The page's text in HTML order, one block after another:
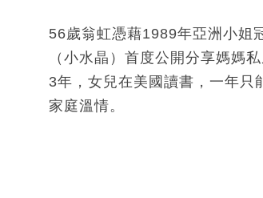
56歲翁虹憑藉1989年亞洲小姐
（小水晶）首度公開分享媽媽
3年，女兒在美國讀書，一年只
家庭溫情。